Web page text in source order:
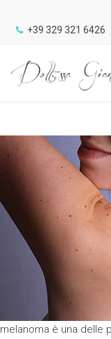
+39 329 321 6426
melanoma è una delle